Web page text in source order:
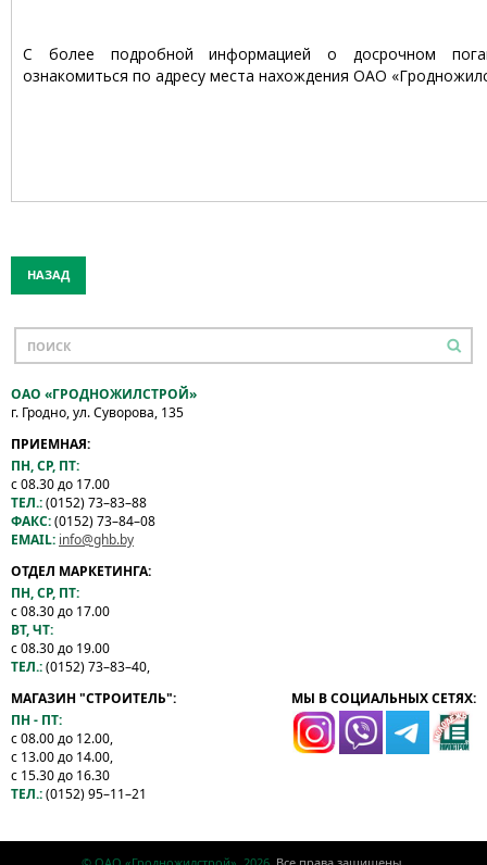
С более подробной информацией о досрочном
ознакомиться по адресу места нахождения ОАО
НАЗАД
ОАО «ГРОДНОЖИЛСТРОЙ»
г. Гродно, ул. Суворова, 135
ПРИЕМНАЯ:
ПН, СР, ПТ:
с 08.30 до 17.00
ТЕЛ.:(0152) 73–83–88
ФАКС:(0152) 73–84–08
EMAIL: info@ghb.by
ОТДЕЛ МАРКЕТИНГА:
ПН, СР, ПТ:
с 08.30 до 17.00
ВТ, ЧТ:
с 08.30 до 19.00
ТЕЛ.:(0152) 73–83–40,
МАГАЗИН "СТРОИТЕЛЬ":
ПН - ПТ:
с 08.00 до 12.00,
с 13.00 до 14.00,
с 15.30 до 16.30
ТЕЛ.:(0152) 95–11–21
МЫ В СОЦИАЛЬНЫХ СЕТЯХ: